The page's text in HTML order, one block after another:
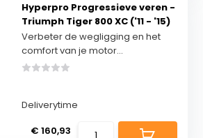
Hyperpro Progressieve veren -
Triumph Tiger 800 XC ('11 - '15)
Verbeter de wegligging en het
comfort van je motor...
Deliverytime
€ 160,93